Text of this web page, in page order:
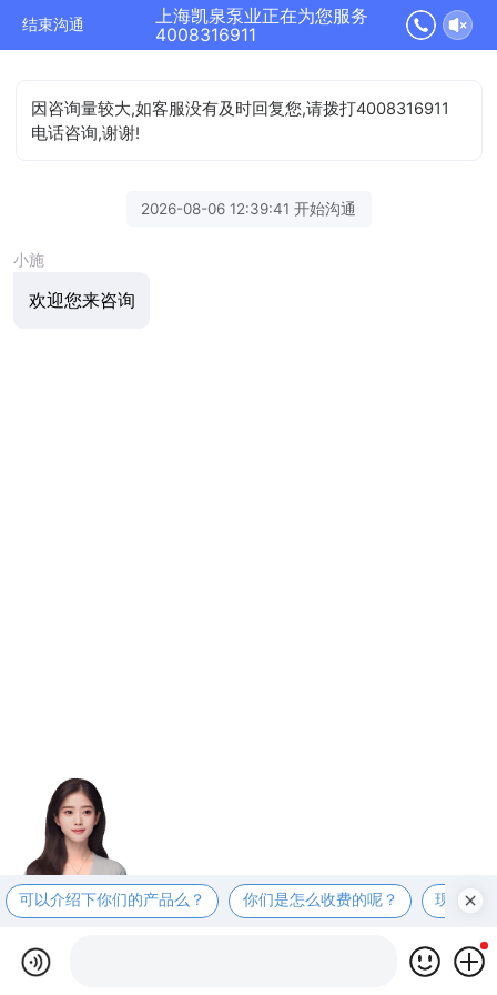
结束沟通
上海凯泉泵业正在为您服务
4008316911
因咨询量较大,如客服没有及时回复您,请拨打4008316911
电话咨询,谢谢!
2026-08-06 12:39:41 开始沟通
小施
欢迎您来咨询
可以介绍下你们的产品么？ 你们是怎么收费的呢？ 现在有